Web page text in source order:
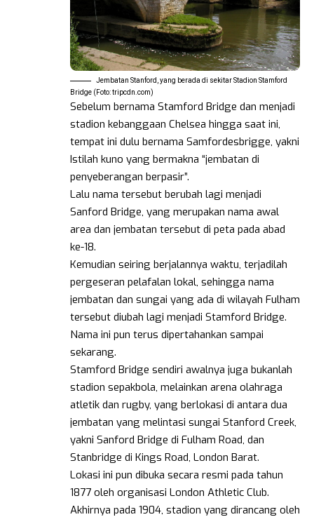
Jembatan Stanford, yang berada di sekitar Stadion Stamford
Bridge (Foto: tripcdn.com)
Sebelum bernama Stamford Bridge dan menjadi
stadion kebanggaan Chelsea hingga saat ini,
tempat ini dulu bernama Samfordesbrigge, yakni
Istilah kuno yang bermakna “jembatan di
penyeberangan berpasir”.
Lalu nama tersebut berubah lagi menjadi
Sanford Bridge, yang merupakan nama awal
area dan jembatan tersebut di peta pada abad
ke-18.
Kemudian seiring berjalannya waktu, terjadilah
pergeseran pelafalan lokal, sehingga nama
jembatan dan sungai yang ada di wilayah Fulham
tersebut diubah lagi menjadi Stamford Bridge.
Nama ini pun terus dipertahankan sampai
sekarang.
Stamford Bridge sendiri awalnya juga bukanlah
stadion sepakbola, melainkan arena olahraga
atletik dan rugby, yang berlokasi di antara dua
jembatan yang melintasi sungai Stanford Creek,
yakni Sanford Bridge di Fulham Road, dan
Stanbridge di Kings Road, London Barat.
Lokasi ini pun dibuka secara resmi pada tahun
1877 oleh organisasi London Athletic Club.
Akhirnya pada 1904, stadion yang dirancang oleh